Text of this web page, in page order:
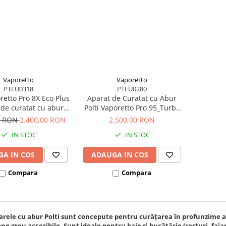
Vaporetto
PTEU0318
Pro 8X Eco Plus
curatat cu abur,
bar, functie ECO,
RON2.400,00 RON
IN STOC
IN COS
Compara
Vaporetto
PTEU0280
Aparat de Curatat cu Abur
Polti Vaporetto Pro 95_Turbo
Flexi, 1100 W, Emisie Abur
Abur 4,5 Bar, Negru/Verde
2.500,00 RON
IN STOC
ADAUGA IN COS
Compara
cu abur Polti sunt concepute pentru curățarea în profunzime